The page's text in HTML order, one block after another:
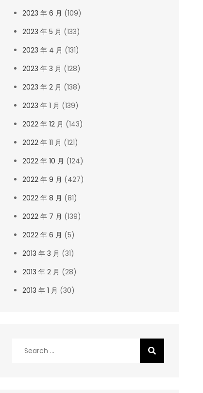
2023 年 6 月 (109)
2023 年 5 月 (133)
2023 年 4 月 (131)
2023 年 3 月 (128)
2023 年 2 月 (138)
2023 年 1 月 (139)
2022 年 12 月 (143)
2022 年 11 月 (121)
2022 年 10 月 (124)
2022 年 9 月 (427)
2022 年 8 月 (81)
2022 年 7 月 (139)
2022 年 6 月 (5)
2013 年 3 月 (31)
2013 年 2 月 (28)
2013 年 1 月 (30)